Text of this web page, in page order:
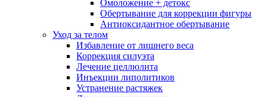
Омоложение + детокс
Обертывание для коррекции фигуры
Антиоксидантное обертывание
Уход за телом
Избавление от лишнего веса
Коррекция силуэта
Лечение целлюлита
Инъекции липолитиков
Устранение растяжек